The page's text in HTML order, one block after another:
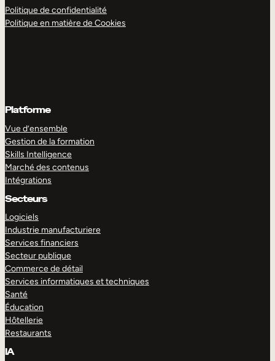
Politique de confidentialité
Politique en matière de Cookies
Platforme
Vue d’ensemble
Gestion de la formation
Skills Intelligence
Marché des contenus
Intégrations
Secteurs
Logiciels
Industrie manufacturiere
Services financiers
Secteur publique
Commerce de détail
Services informatiques et techniques
Santé
Éducation
Hôtellerie
Restaurants
IA